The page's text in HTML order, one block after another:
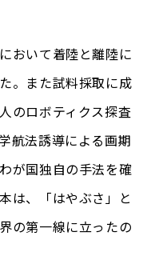
おいて着陸と離陸に
。また試料採取に成
のロボティクス探査
航法誘導による画期
が国独自の手法を確
は、「はやぶさ」と
の第一線に立ったの